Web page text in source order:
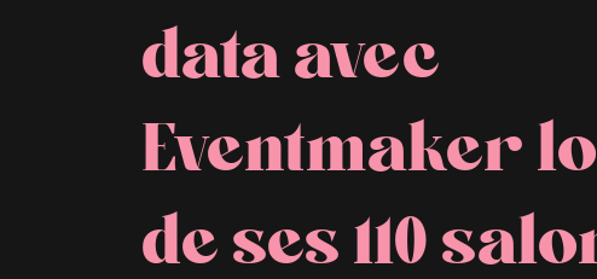
data avec
Eventmaker
de ses 110